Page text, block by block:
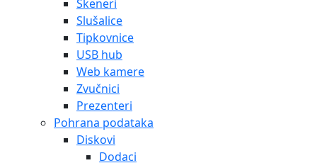
Skeneri
Slušalice
Tipkovnice
USB hub
Web kamere
Zvučnici
Prezenteri
Pohrana podataka
Diskovi
Dodaci